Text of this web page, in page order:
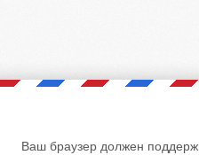
Ваш браузер должен